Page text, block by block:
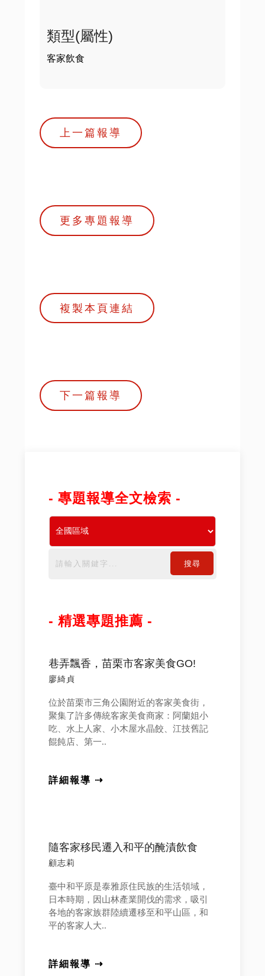
類型(屬性)
客家飲食
上一篇報導
更多專題報導
複製本頁連結
下一篇報導
- 專題報導全文檢索 -
搜尋
- 精選專題推薦 -
巷弄飄香，苗栗市客家美食GO!
廖綺貞
位於苗栗市三角公園附近的客家美食街，
聚集了許多傳統客家美食商家：阿蘭姐小
吃、水上人家、小木屋水晶餃、江技舊記
餛飩店、第一..
詳細報導 ⇢
隨客家移民遷入和平的醃漬飲食
顧志莉
臺中和平原是泰雅原住民族的生活領域，
日本時期，因山林產業開伐的需求，吸引
各地的客家族群陸續遷移至和平山區，和
平的客家人大..
詳細報導 ⇢